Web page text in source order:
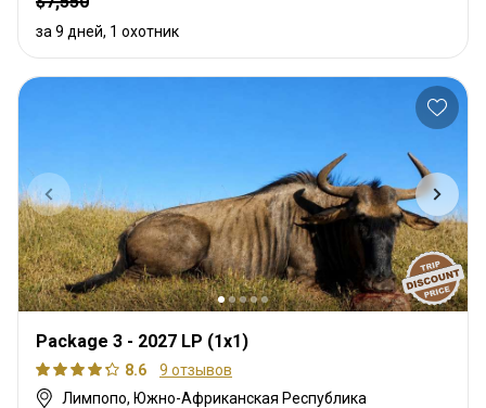
за 9 дней, 1 охотник
Package 3 - 2027 LP (1x1)
8.6
9 отзывов
Лимпопо, Южно-Африканская Республика